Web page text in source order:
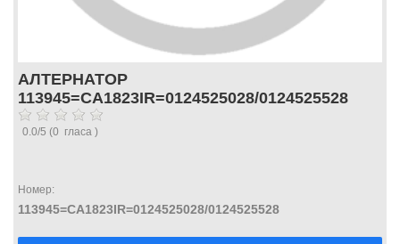
АЛТЕРНАТОР
113945=CA1823IR=0124525028/0124525528
0.0/5 (0 гласа )
Номер:
113945=CA1823IR=0124525028/0124525528